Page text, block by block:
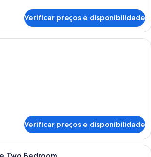
Verificar preços e disponibilidade
Quarto de hotel moderno com uma
Verificar preços e disponibilidade
Quarto de hotel moderno com